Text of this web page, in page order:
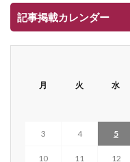
記事掲載カレンダー
月 火 水
3 4 5
10 11 12